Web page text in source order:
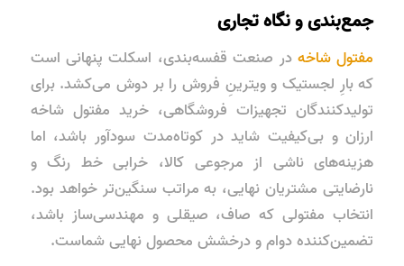
جمع‌بندی و نگاه تجاری
مفتول شاخهدر صنعت قفسه‌بندی، اسکلت پنهانی است
که بارِ لجستیک و ویترینِ فروش را بر دوش می‌کشد. برای
تولیدکنندگان تجهیزات فروشگاهی، خرید مفتول شاخه
ارزان و بی‌کیفیت شاید در کوتاه‌مدت سودآور باشد، اما
هزینه‌های ناشی از مرجوعی کالا، خرابی خط رنگ و
نارضایتی مشتریان نهایی، به مراتب سنگین‌تر خواهد بود.
انتخاب مفتولی که صاف، صیقلی و مهندسی‌ساز باشد،
تضمین‌کننده دوام و درخشش محصول نهایی شماست.